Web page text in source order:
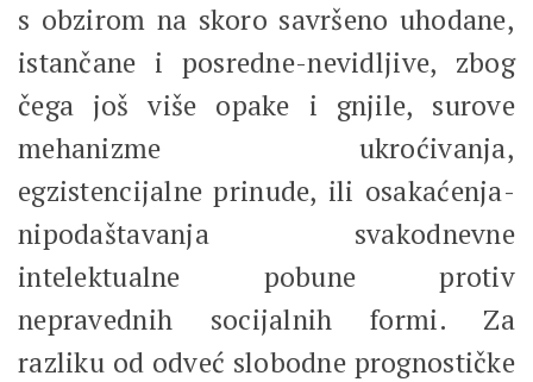
s obzirom na skoro savršeno uhodane,
istančane i posredne-nevidljive, zbog
čega još više opake i gnjile, surove
mehanizme ukroćivanja,
egzistencijalne prinude, ili osakaćenja-
nipodaštavanja svakodnevne
intelektualne pobune protiv
nepravednih socijalnih formi. Za
razliku od odveć slobodne prognostičke